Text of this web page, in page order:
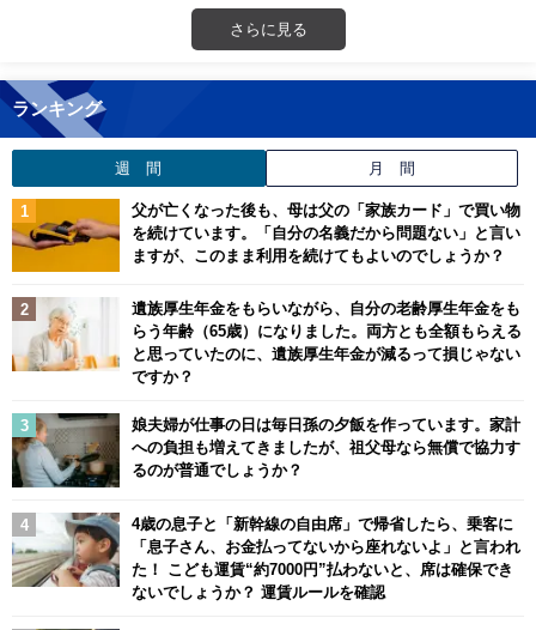
さらに見る
ランキング
週 間 月 間
父が亡くなった後も、母は父の「家族カード」で買い物
を続けています。「自分の名義だから問題ない」と言い
ますが、このまま利用を続けてもよいのでしょうか？
遺族厚生年金をもらいながら、自分の老齢厚生年金をも
らう年齢（65歳）になりました。両方とも全額もらえる
と思っていたのに、遺族厚生年金が減るって損じゃない
ですか？
娘夫婦が仕事の日は毎日孫の夕飯を作っています。家計
への負担も増えてきましたが、祖父母なら無償で協力す
るのが普通でしょうか？
4歳の息子と「新幹線の自由席」で帰省したら、乗客に
「息子さん、お金払ってないから座れないよ」と言われ
た！ こども運賃“約7000円”払わないと、席は確保でき
ないでしょうか？ 運賃ルールを確認